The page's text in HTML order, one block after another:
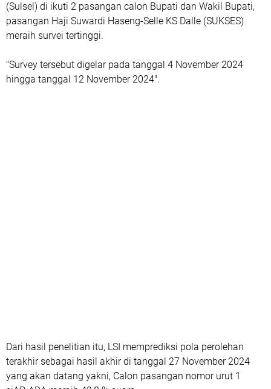
(Sulsel) di ikuti 2 pasangan calon Bupati dan Wakil Bupati,
pasangan Haji Suwardi Haseng-Selle KS Dalle (SUKSES)
meraih survei tertinggi.
"Survey tersebut digelar pada tanggal 4 November 2024
hingga tanggal 12 November 2024".
Dari hasil penelitian itu, LSI memprediksi pola perolehan
terakhir sebagai hasil akhir di tanggal 27 November 2024
yang akan datang yakni, Calon pasangan nomor urut 1